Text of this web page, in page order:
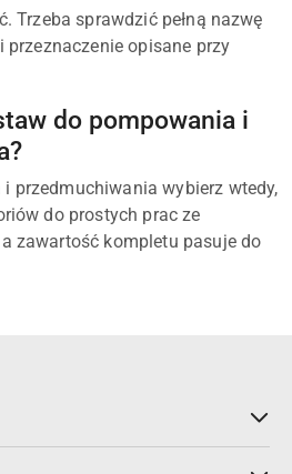
Trzeba sprawdzić pełną nazwę
przeznaczenie opisane przy
do pompowania i
przedmuchiwania wybierz wtedy,
do prostych prac ze
zawartość kompletu pasuje do